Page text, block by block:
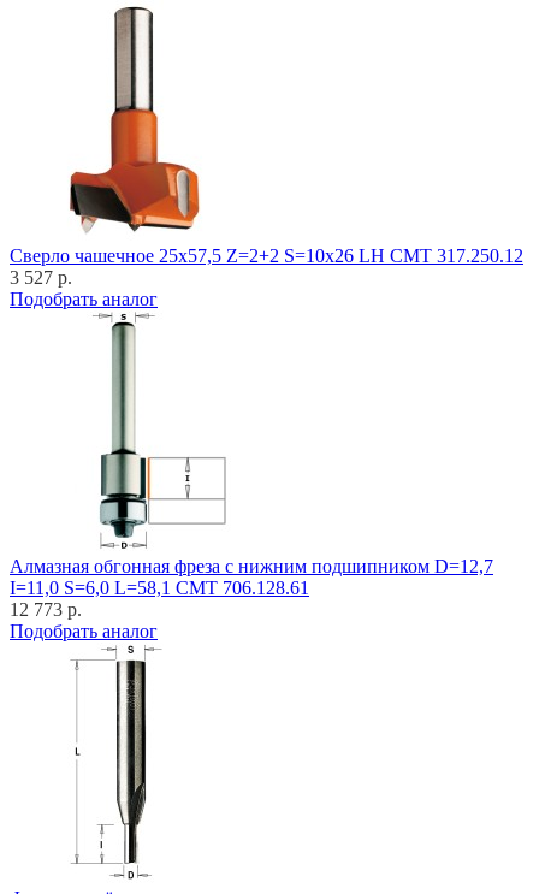
Cверло чашечное 25x57,5 Z=2+2 S=10x26 LH CMT 317.250.12
3 527 р.
Подобрать аналог
Алмазная обгонная фреза с нижним подшипником D=12,7
I=11,0 S=6,0 L=58,1 CMT 706.128.61
12 773 р.
Подобрать аналог